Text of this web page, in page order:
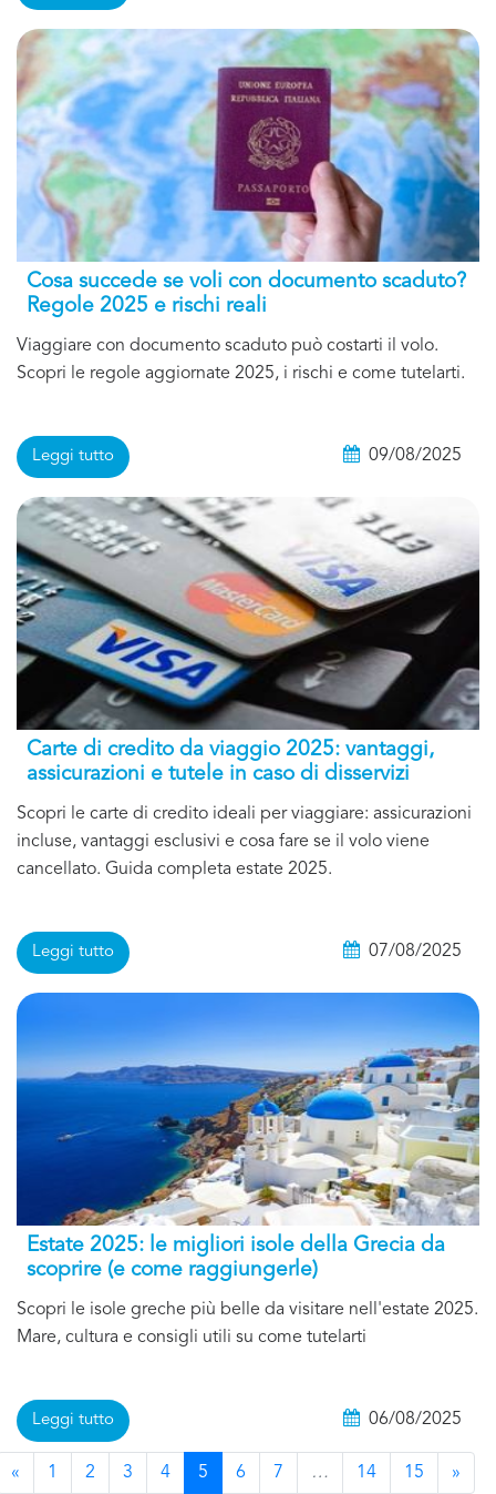
Cosa succede se voli con documento scaduto?
Regole 2025 e rischi reali
Viaggiare con documento scaduto può costarti il volo.
Scopri le regole aggiornate 2025, i rischi e come tutelarti.
Leggi tutto 09/08/2025
Carte di credito da viaggio 2025: vantaggi,
assicurazioni e tutele in caso di disservizi
Scopri le carte di credito ideali per viaggiare: assicurazioni
incluse, vantaggi esclusivi e cosa fare se il volo viene
cancellato. Guida completa estate 2025.
Leggi tutto 07/08/2025
Estate 2025: le migliori isole della Grecia da
scoprire (e come raggiungerle)
Scopri le isole greche più belle da visitare nell'estate 2025.
Mare, cultura e consigli utili su come tutelarti
Leggi tutto 06/08/2025
« 1 2 3 4 5 6 7 … 14 15 »